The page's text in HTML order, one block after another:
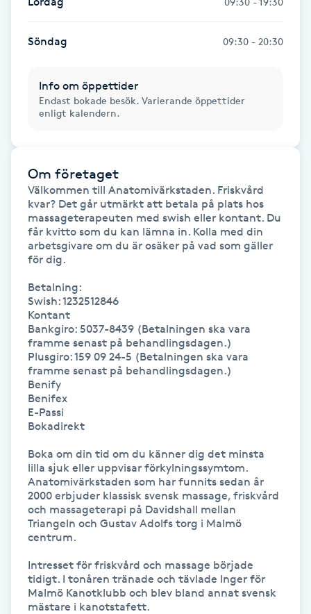
IPL hårborttagning
Japansk massage
K
Katun fransar
Kemisk peeling
Keratinbehandling
Kinesiologi
Kinesisk medicin
Kiropraktik
Klangmassage
Klippning
Klippning & Slingor
Klippning ungdom
Koppningsmassage
Söndag 09:30 - 20:30
Info om öppettider
Endast bokade besök. Varierande öppettider
enligt kalendern.
Om företaget
Välkommen till Anatomivärkstaden. Friskvård
kvar? Det går utmärkt att betala på plats hos
massageterapeuten med swish eller kontant. Du
får kvitto som du kan lämna in. Kolla med din
arbetsgivare om du är osäker på vad som gäller
för dig.
Betalning:
Swish: 1232512846
Kontant
Bankgiro: 5037-8439 (Betalningen ska vara
framme senast på behandlingsdagen.)
Plusgiro: 159 09 24-5 (Betalningen ska vara
framme senast på behandlingsdagen.)
Benify
Benifex
E-Passi
Bokadirekt
Boka om din tid om du känner dig det minsta
lilla sjuk eller uppvisar förkylningssymtom.
Anatomivärkstaden som har funnits sedan år
2000 erbjuder klassisk svensk massage, friskvård
och massageterapi på Davidshall mellan
Triangeln och Gustav Adolfs torg i Malmö
centrum.
Intresset för friskvård och massage började
tidigt. I tonåren tränade och tävlade Inger för
Malmö Kanotklubb och blev bland annat svensk
mästare i kanotstafett.